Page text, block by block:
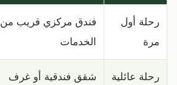
رحلة أول
مرة
فندق مركزي قريب من
الخدمات
رحلة عائلية
شقق فندقية أو غرف